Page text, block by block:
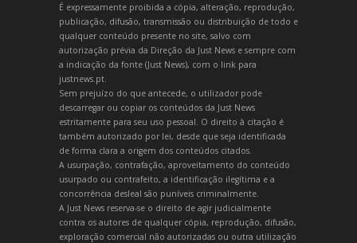
É expressamente proibida a cópia, alteração, reprodução,
publicação, difusão, transmissão ou distribuição de todo e
qualquer conteúdo presente no site, salvo com
autorização prévia da Direção da Just News e sempre com
a indicação da fonte (Just News), com o link para
justnews.pt.
Sem prejuízo do que antecede, o utilizador pode
descarregar ou copiar os conteúdos da Just News
estritamente para seu uso pessoal. O direito à citação é
também autorizado por lei, desde que seja identificada
de forma clara a origem dos conteúdos citados.
A usurpação, contrafação, aproveitamento do conteúdo
usurpado ou contrafeito, a identificação ilegítima e a
concorrência desleal são puníveis criminalmente.
A Just News reserva-se o direito de agir judicialmente
contra os autores de qualquer cópia, reprodução, difusão,
exploração comercial não autorizadas ou outra utilização